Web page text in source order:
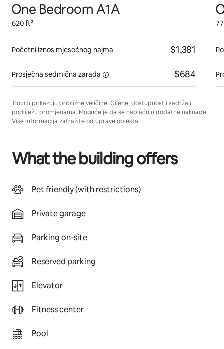
One Bedroom A1A
620 ft²
Početni iznos mjesečnog najma $1,381
Prosječna sedmična zarada $684
Tlocrti prikazuju približne veličine. Cijene, dostupnost i sadržaji
podliježu promjenama. Moguće je da se naplaćuju dodatne naknade.
Više informacija zatražite od uprave objekta.
What the building offers
Pet friendly (with restrictions)
Private garage
Parking on-site
Reserved parking
Elevator
Fitness center
Pool